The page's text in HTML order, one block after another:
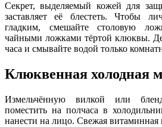
Секрет, выделяемый кожей для
заставляет её блестеть. Чтобы
гладким, смешайте столовую
чайными ложками тёртой клюквы.
часа и смывайте водой только
Клюквенная холодная
Измельчённую вилкой или
поместить на полчаса в
нанести на лицо. Свежая витаминная